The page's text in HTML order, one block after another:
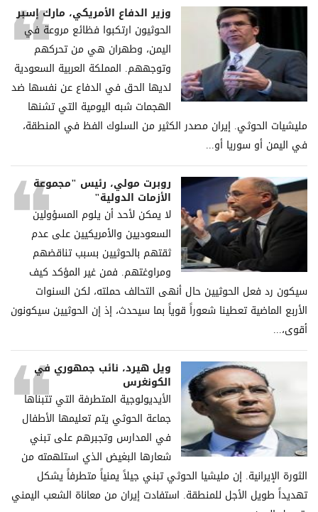
وزير الدفاع الأمريكي، مارك إسبر
الحوثيون ارتكبوا فظائع مروعة في
اليمن، وطهران هي من تحركهم
وتوجههم. المملكة العربية السعودية
لديها الحق في الدفاع عن نفسها ضد
الهجمات شبه اليومية التي تشنها
مليشيات الحوثي. إيران مصدر الكثير من السلوك الفظ في المنطقة،
في اليمن أو سوريا أو...
روبرت مولي، رئيس "مجموعة
الأزمات الدولية"
لا يمكن لأحد أن يلوم المسؤولين
السعوديين والأمريكيين على عدم
ثقتهم بالحوثيين بسبب تناقضهم
ومراوغتهم. فمن غير المؤكد كيف
سيكون رد فعل الحوثيين حال أنهى التحالف حملته، لكن السنوات
الأربع الماضية تعطينا شعوراً قوياً بما سيحدث، إذ إن الحوثيين سيكونون
أقوى،...
ويل هيرد، نائب جمهوري في
الكونغرس
الأيديولوجية المتطرفة التي تتبناها
جماعة الحوثي يتم تعليمها الأطفال
في المدارس وتجبرهم على تبني
شعارها البغيض الذي استلهمته من
الثورة الإيرانية. إن مليشيا الحوثي تبني جيلاً يمنياً متطرفاً يشكل
تهديداً طويل الأجل للمنطقة. استفادت إيران من معاناة الشعب اليمني